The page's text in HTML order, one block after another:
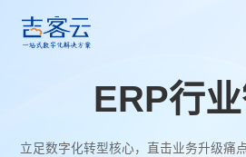
ERP行
立足数字化转型核心，直击业务升级痛